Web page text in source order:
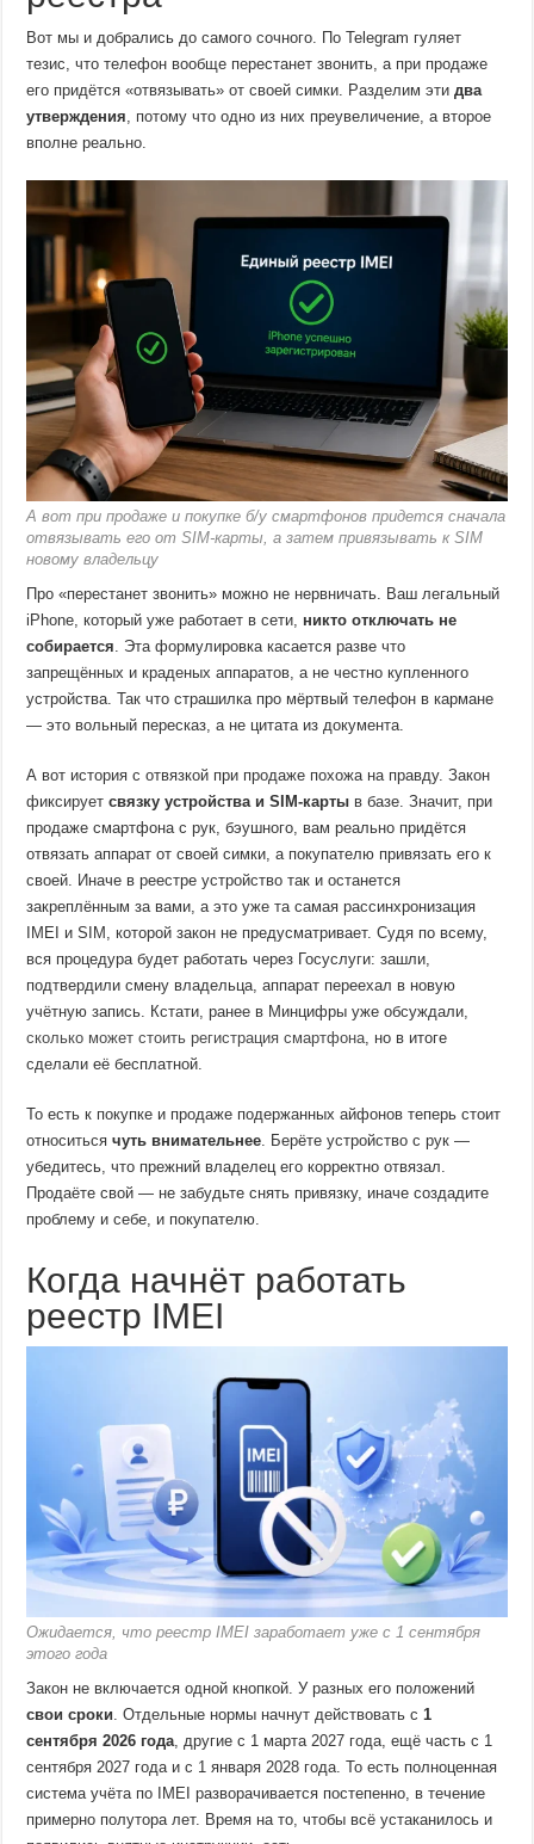
Вот мы и добрались до самого сочного. По Telegram гуляет
тезис, что телефон вообще перестанет звонить, а при продаже
его придётся «отвязывать» от своей симки. Разделим этидва
утверждения, потому что одно из них преувеличение, а второе
вполне реально.
А вот при продаже и покупке б/у смартфонов придется сначала
отвязывать его от SIM-карты, а затем привязывать к SIM
новому владельцу
Про «перестанет звонить» можно не нервничать. Ваш легальный
iPhone, который уже работает в сети, никто отключать не
собирается. Эта формулировка касается разве что
запрещённых и краденых аппаратов, а не честно купленного
устройства. Так что страшилка про мёртвый телефон в кармане
— это вольный пересказ, а не цитата из документа.
А вот история с отвязкой при продаже похожа на правду. Закон
фиксируетсвязку устройства и SIM-карты в базе. Значит, при
продаже смартфона с рук, бэушного, вам реально придётся
отвязать аппарат от своей симки, а покупателю привязать его к
своей. Иначе в реестре устройство так и останется
закреплённым за вами, а это уже та самая рассинхронизация
IMEI и SIM, которой закон не предусматривает. Судя по всему,
вся процедура будет работать через Госуслуги: зашли,
подтвердили смену владельца, аппарат переехал в новую
учётную запись. Кстати, ранее в Минцифры уже обсуждали,
сколько может стоить регистрация смартфона, но в итоге
сделали её бесплатной.
То есть к покупке и продаже подержанных айфонов теперь стоит
относитьсячуть внимательнее. Берёте устройство с рук —
убедитесь, что прежний владелец его корректно отвязал.
Продаёте свой — не забудьте снять привязку, иначе создадите
проблему и себе, и покупателю.
Когда начнёт работать
реестр IMEI
Ожидается, что реестр IMEI заработает уже с 1 сентября
этого года
Закон не включается одной кнопкой. У разных его положений
свои сроки . Отдельные нормы начнут действовать с 1
сентября 2026 года , другие с 1 марта 2027 года, ещё часть с 1
сентября 2027 года и с 1 января 2028 года. То есть полноценная
система учёта по IMEI разворачивается постепенно, в течение
примерно полутора лет. Время на то, чтобы всё устаканилось и